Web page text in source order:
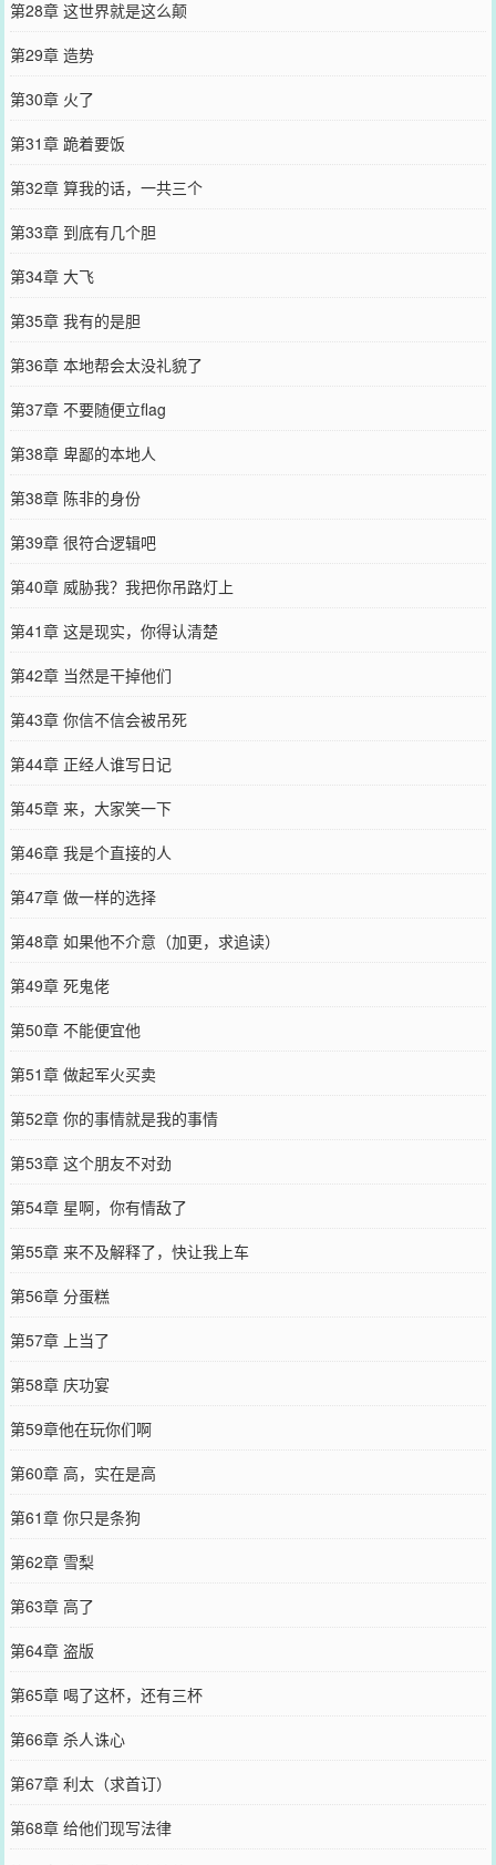
第28章 这世界就是这么颠
第29章 造势
第30章 火了
第31章 跪着要饭
第32章 算我的话，一共三个
第33章 到底有几个胆
第34章 大飞
第35章 我有的是胆
第36章 本地帮会太没礼貌了
第37章 不要随便立flag
第38章 卑鄙的本地人
第38章 陈非的身份
第39章 很符合逻辑吧
第40章 威胁我？我把你吊路灯上
第41章 这是现实，你得认清楚
第42章 当然是干掉他们
第43章 你信不信会被吊死
第44章 正经人谁写日记
第45章 来，大家笑一下
第46章 我是个直接的人
第47章 做一样的选择
第48章 如果他不介意（加更，求追读）
第49章 死鬼佬
第50章 不能便宜他
第51章 做起军火买卖
第52章 你的事情就是我的事情
第53章 这个朋友不对劲
第54章 星啊，你有情敌了
第55章 来不及解释了，快让我上车
第56章 分蛋糕
第57章 上当了
第58章 庆功宴
第59章他在玩你们啊
第60章 高，实在是高
第61章 你只是条狗
第62章 雪梨
第63章 高了
第64章 盗版
第65章 喝了这杯，还有三杯
第66章 杀人诛心
第67章 利太（求首订）
第68章 给他们现写法律